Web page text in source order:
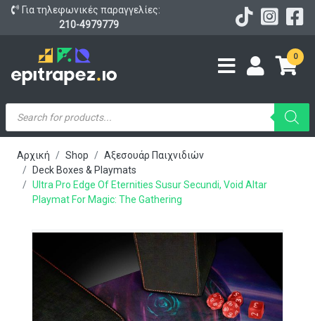
Για τηλεφωνικές παραγγελίες:
210-4979779
0
Products
search
Αρχική Shop
Αξεσουάρ Παιχνιδιών
Deck Boxes & Playmats
Ultra Pro Edge Of Eternities Susur Secundi, Void Altar
Playmat For Magic: The Gathering